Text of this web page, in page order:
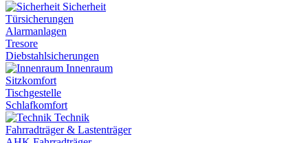
Sicherheit
Türsicherungen
Alarmanlagen
Tresore
Diebstahlsicherungen
Innenraum
Sitzkomfort
Tischgestelle
Schlafkomfort
Technik
Fahrradträger & Lastenträger